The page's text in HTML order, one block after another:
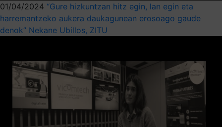
01/04/2024 “Gure hizkuntzan hitz egin, lan egin eta
harremantzeko aukera daukagunean erosoago gaude
denok” Nekane Ubillos, ZITU